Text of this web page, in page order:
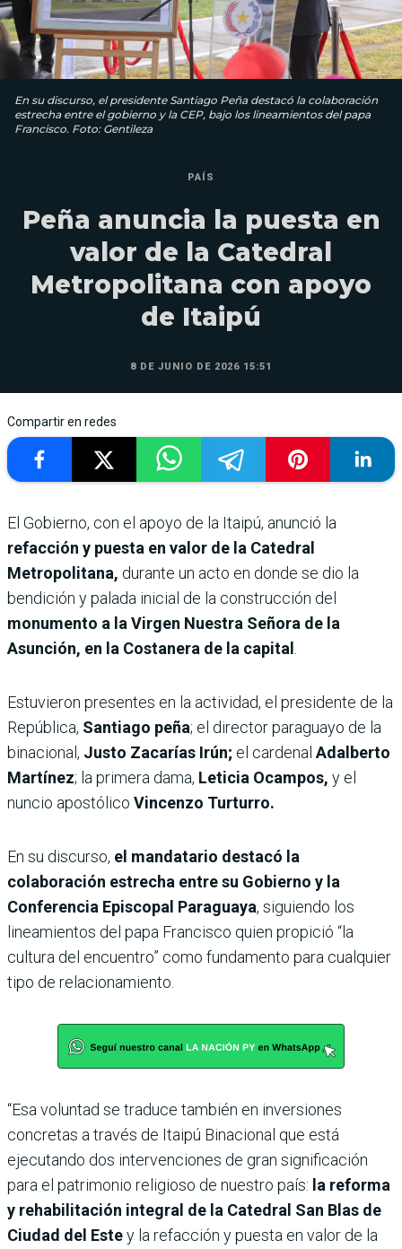
En su discurso, el presidente Santiago Peña destacó la colaboración
estrecha entre el gobierno y la CEP, bajo los lineamientos del papa
Francisco. Foto: Gentileza
PAÍS
Peña anuncia la puesta en
valor de la Catedral
Metropolitana con apoyo
de Itaipú
8 DE JUNIO DE 2026 15:51
Compartir en redes
El Gobierno, con el apoyo de la Itaipú, anunció la
refacción y puesta en valor de la Catedral
Metropolitana, durante un acto en donde se dio la
bendición y palada inicial de la construcción del
monumento a la Virgen Nuestra Señora de la
Asunción, en la Costanera de la capital
Estuvieron presentes en la actividad, el presidente de la
República, Santiago peña; el director paraguayo de la
binacional, Justo Zacarías Irún; el cardenal Adalberto
Martínez; la primera dama, Leticia Ocampos, y el
nuncio apostólico Vincenzo Turturro.
En su discurso, el mandatario destacó la
colaboración estrecha entre su Gobierno y la
Conferencia Episcopal Paraguaya, siguiendo los
lineamientos del papa Francisco quien propició “la
cultura del encuentro” como fundamento para cualquier
tipo de relacionamiento.
“Esa voluntad se traduce también en inversiones
concretas a través de Itaipú Binacional que está
ejecutando dos intervenciones de gran significación
para el patrimonio religioso de nuestro país: la reforma
y rehabilitación integral de la Catedral San Blas de
Ciudad del Estey la refacción y puesta en valor de la